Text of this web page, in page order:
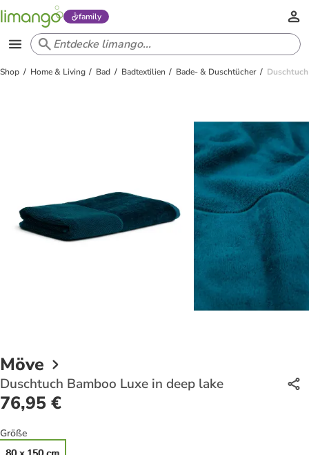
family
Shop Home & Living Bad Badtextilien Bade- & Duschtücher
Möve
Duschtuch Bamboo Luxe in deep lake
76,95 €
Größe